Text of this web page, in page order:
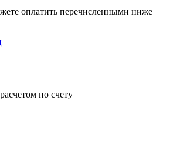
оплатить перечисленными ниже
по счету